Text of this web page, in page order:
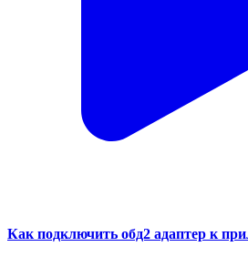
Как подключить обд2 адаптер к